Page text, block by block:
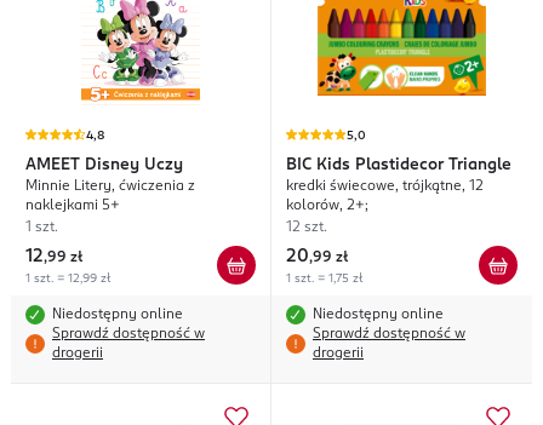
4,8
AMEET Disney Uczy
Minnie Litery, ćwiczenia z
naklejkami 5+
1 szt.
12,99 zł
1 szt. = 12,99 zł
Niedostępny online
Sprawdź dostępność w
drogerii
5,0
BIC Kids Plastidecor Triangle
kredki świecowe, trójkątne, 12
kolorów, 2+;
12 szt.
20,99 zł
1 szt. = 1,75 zł
Niedostępny online
Sprawdź dostępność w
drogerii